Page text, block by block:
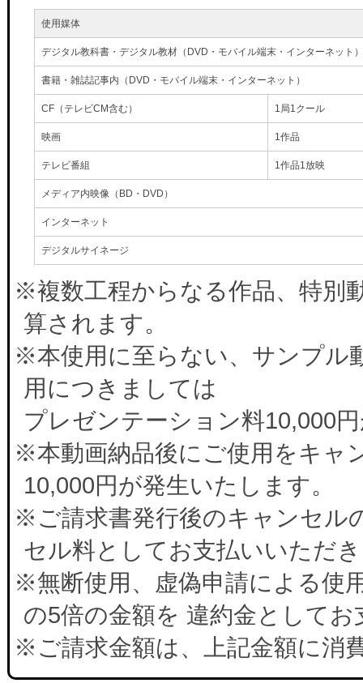
使用媒体
デジタル教科書・デジタル教材（DVD・モバイル端末・インターネット）
書籍・雑誌記事内（DVD・モバイル端末・インターネット）
CF（テレビCM含む） 1局1クール
映画 1作品
テレビ番組 1作品1放映
メディア内映像（BD・DVD）
インターネット
デジタルサイネージ
※複数工程からなる作品、特別
算されます。
※本使用に至らない、サンプル
用につきましては
プレゼンテーション料10,000
※本動画納品後にご使用をキャ
10,000円が発生いたします。
※ご請求書発行後のキャンセル
セル料としてお支払いいただ
※無断使用、虚偽申請による使
の5倍の金額を 違約金として
※ご請求金額は、上記金額に消